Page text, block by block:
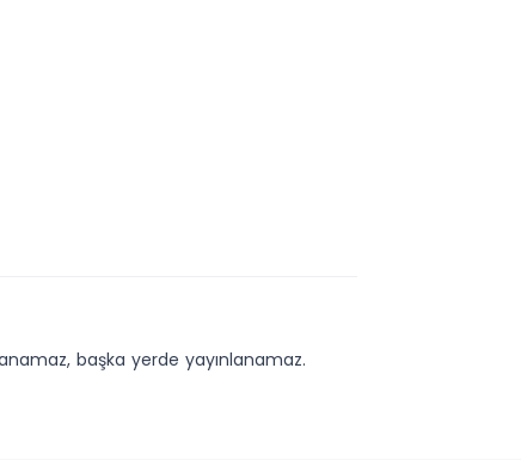
başka yerde yayınlanamaz.